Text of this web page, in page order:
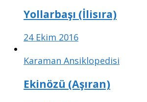
Yollarbaşı (İlisıra)
24 Ekim 2016
Karaman Ansiklopedisi
Ekinözü (Aşıran)